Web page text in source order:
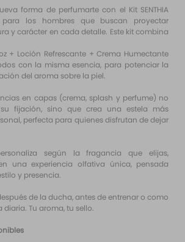
forma de perfumarte con el Kit SENTHIA
para los hombres que buscan proyectar
y carácter en cada detalle. Este kit combina
+ Loción Refrescante + Crema Humectante
con la misma esencia, para potenciar la
del aroma sobre la piel.
en capas (crema, splash y perfume) no
fijación, sino que crea una estela más
perfecta para quienes disfrutan de dejar
según la fragancia que elijas,
una experiencia olfativa única, pensada
y presencia.
de la ducha, antes de entrenar o como
diaria. Tu aroma, tu sello.